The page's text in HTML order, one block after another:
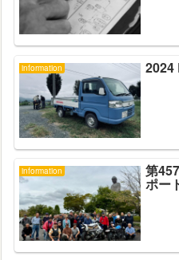
information 2024
information 第
ポー